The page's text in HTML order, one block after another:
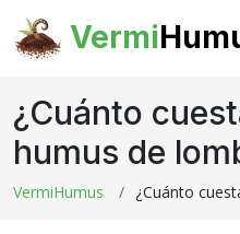
Vermi
¿Cuánto
humus de
VermiHumus ¿Cuánto